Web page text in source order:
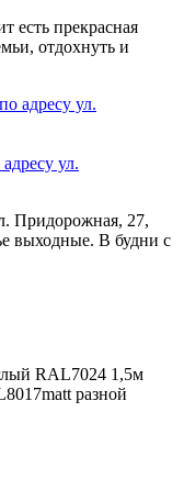
есть прекрасная
отдохнуть и
ул.
Придорожная, 27,
выходные. В будни с
RAL7024 1,5м
разной